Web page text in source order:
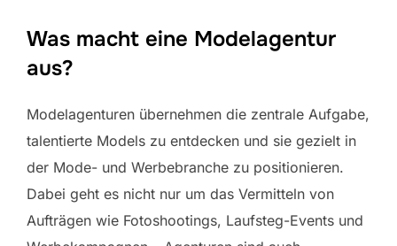
Was macht eine Modelagentur
aus?
Modelagenturen übernehmen die zentrale Aufgabe,
talentierte Models zu entdecken und sie gezielt in
der Mode- und Werbebranche zu positionieren.
Dabei geht es nicht nur um das Vermitteln von
Aufträgen wie Fotoshootings, Laufsteg-Events und